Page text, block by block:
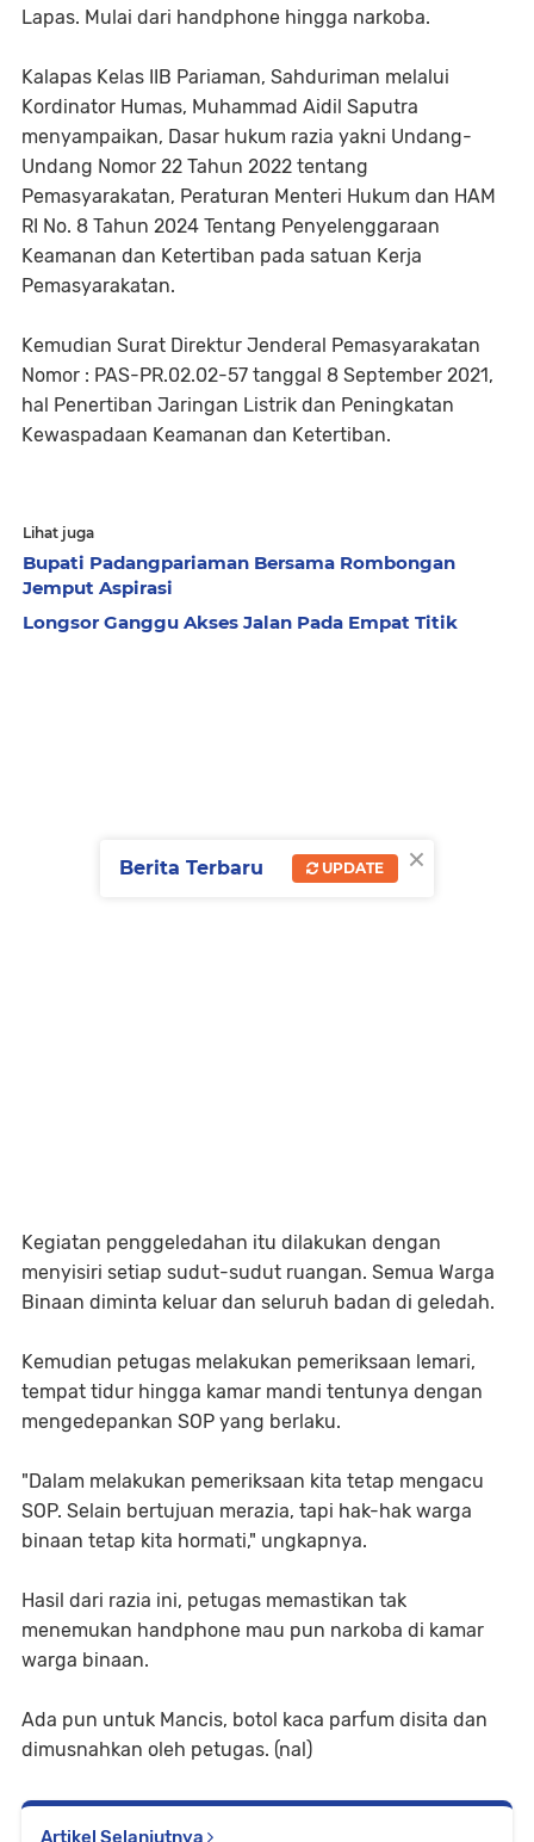
Lapas. Mulai dari handphone hingga narkoba.
Kalapas Kelas IIB Pariaman, Sahduriman melalui
Kordinator Humas, Muhammad Aidil Saputra
menyampaikan, Dasar hukum razia yakni Undang-
Undang Nomor 22 Tahun 2022 tentang
Pemasyarakatan, Peraturan Menteri Hukum dan HAM
RI No. 8 Tahun 2024 Tentang Penyelenggaraan
Keamanan dan Ketertiban pada satuan Kerja
Pemasyarakatan.
Kemudian Surat Direktur Jenderal Pemasyarakatan
Nomor : PAS-PR.02.02-57 tanggal 8 September 2021,
hal Penertiban Jaringan Listrik dan Peningkatan
Kewaspadaan Keamanan dan Ketertiban.
Lihat juga
Bupati Padangpariaman Bersama Rombongan
Jemput Aspirasi
Longsor Ganggu Akses Jalan Pada Empat Titik
Kegiatan penggeledahan itu dilakukan dengan
menyisiri setiap sudut-sudut ruangan. Semua Warga
Binaan diminta keluar dan seluruh badan di geledah.
Kemudian petugas melakukan pemeriksaan lemari,
tempat tidur hingga kamar mandi tentunya dengan
mengedepankan SOP yang berlaku.
"Dalam melakukan pemeriksaan kita tetap mengacu
SOP. Selain bertujuan merazia, tapi hak-hak warga
binaan tetap kita hormati," ungkapnya.
Hasil dari razia ini, petugas memastikan tak
menemukan handphone mau pun narkoba di kamar
warga binaan.
Ada pun untuk Mancis, botol kaca parfum disita dan
dimusnahkan oleh petugas. (nal)
Artikel Selanjutnya
×
Berita Terbaru UPDATE